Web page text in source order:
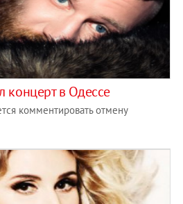
концерт в Одессе
комментировать отмену